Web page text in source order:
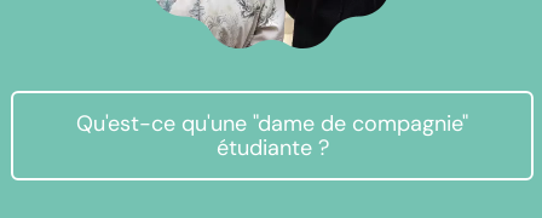
Qu'est-ce qu'une "dame de compagnie"
étudiante ?